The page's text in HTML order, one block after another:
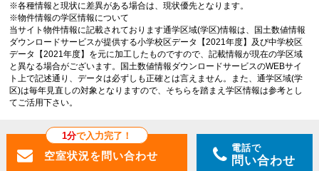
※各種情報と現状に差異がある場合は、現状優先となります。
※物件情報の学区情報について
当サイト物件情報に記載されております通学区域(学区)情報は、国土数値情報
ダウンロードサービスが提供する小学校区データ【2021年度】及び中学校区
データ【2021年度】を元に加工したものですので、記載情報が現在の学区域
と異なる場合がございます。国土数値情報ダウンロードサービスのWEBサイ
ト上で記述通り、データは必ずしも正確とは言えません。また、通学区域(学
区)は毎年見直しの対象となりますので、そちらを踏まえ学区情報は参考とし
てご活用下さい。
1分で入力完了！
電話で
問い合わせ